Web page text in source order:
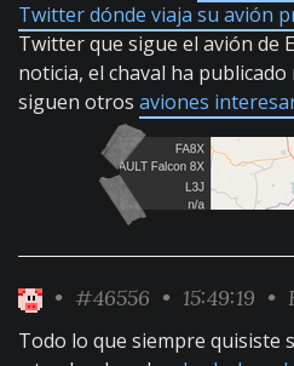
Twitter dónde viaja su avión
Twitter que sigue el avión de
noticia, el chaval ha
siguen otros aviones
• #46556 • 15:49:19 •
Todo lo que siempre quisiste